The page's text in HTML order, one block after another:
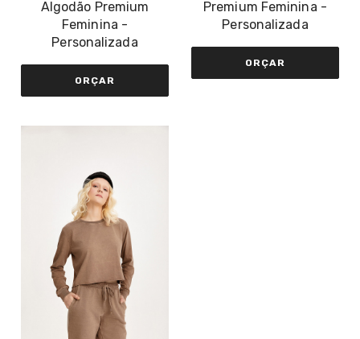
Algodão Premium
Feminina -
Personalizada
ORÇAR
Premium Feminina -
Personalizada
ORÇAR